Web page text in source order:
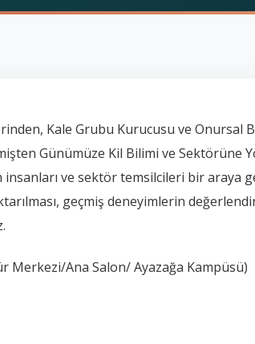
Kale Grubu Kurucusu ve Onursal
Günümüze Kil Bilimi ve Sektörüne
insanları ve sektör temsilcileri bir araya
geçmiş deneyimlerin
Merkezi/Ana Salon/ Ayazağa Kampüsü)